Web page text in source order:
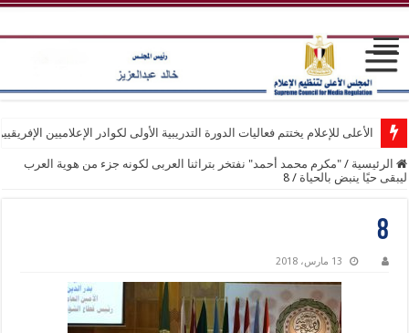
الأعلى للإعلام يختتم فعاليات الدورة التدريبية الأولى لكوادر الإعلاميين
الرئيسية / "مكرم محمد أحمد" نفتخر بتراثنا العربى لكونه جزء من هوية العرب
ليبقى حيًا ينبض بالحياة /
8
8
13 مارس، 2018